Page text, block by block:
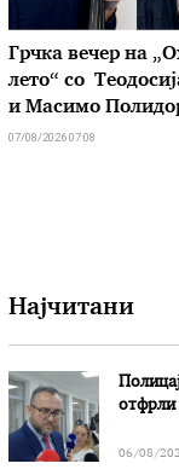
Грчка вечер на
лето“ со
и Масимо
07/08/2026 07:08
Најчитани
отфрли
06/08/